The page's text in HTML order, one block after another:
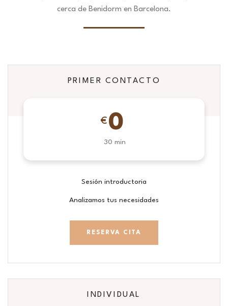
cerca de Benidorm en Barcelona.
PRIMER CONTACTO
€ 0
30 min
Sesión introductoria
Analizamos tus necesidades
RESERVA CITA
INDIVIDUAL